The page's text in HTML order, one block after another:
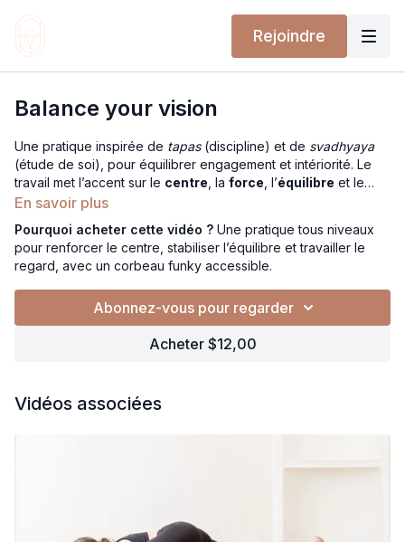
Rejoindre
Balance your vision
Une pratique inspirée de tapas(discipline) et de svadhyaya
(étude de soi), pour équilibrer engagement et intériorité. Le
travail met l’accent sur le centre , la force , l’équilibre et le
regard (drishti)
La pratique combine l’énergie du chakra solaire et des
postures de repli, avec un flow progressif menant vers un
corbeau funkyen peak pose. De nombreuses options sont
proposées pour que chacun puisse explorer force, équilibre
et contrôle du regard, quel que soit le niveau.
En savoir plus
Pourquoi acheter cette vidéo ? Une pratique tous niveaux
pour renforcer le centre, stabiliser l’équilibre et travailler le
regard, avec un corbeau funky accessible.
Abonnez-vous pour regarder
Acheter $12,00
Vidéos associées